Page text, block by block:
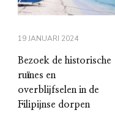
19 JANUARI 2024
Bezoek de historische
ruïnes en
overblijfselen in de
Filipijnse dorpen